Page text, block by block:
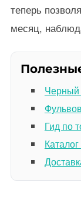
теперь
месяц,
Черный
Гид по